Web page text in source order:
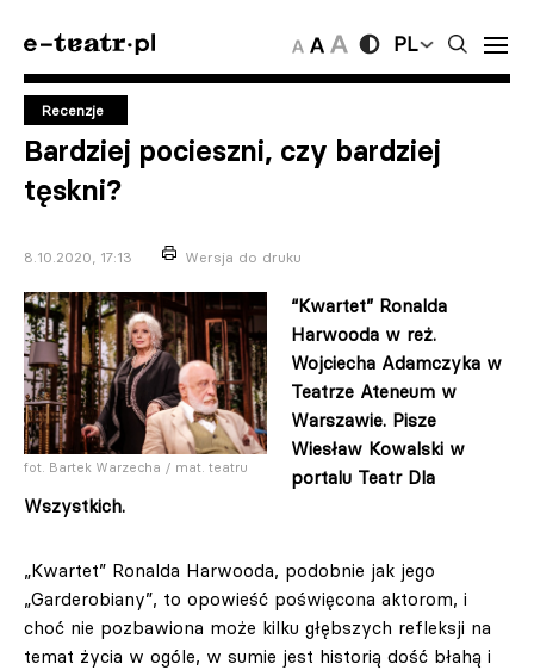
PL
Recenzje
Bardziej pocieszni, czy bardziej
tęskni?
8.10.2020, 17:13 Wersja do druku
fot. Bartek Warzecha / mat. teatru
“Kwartet” Ronalda
Harwooda w reż.
Wojciecha Adamczyka w
Teatrze Ateneum w
Warszawie. Pisze
Wiesław Kowalski w
portalu Teatr Dla
Wszystkich.
„Kwartet” Ronalda Harwooda, podobnie jak jego
„Garderobiany”, to opowieść poświęcona aktorom, i
choć nie pozbawiona może kilku głębszych refleksji na
temat życia w ogóle, w sumie jest historią dość błahą i